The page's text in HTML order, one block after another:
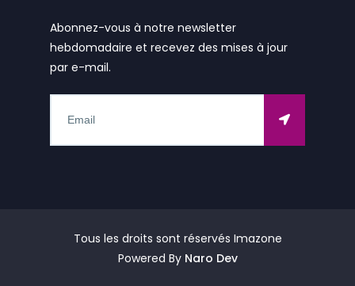
Abonnez-vous à notre newsletter
hebdomadaire et recevez des mises à jour
par e-mail.
Tous les droits sont réservés Imazone
Powered By Naro Dev